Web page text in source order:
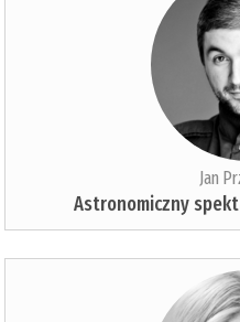
Jan
Astronomiczny